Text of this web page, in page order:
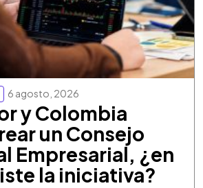
6 agosto, 2026
y Colombia
un Consejo
Empresarial, ¿en
la iniciativa?